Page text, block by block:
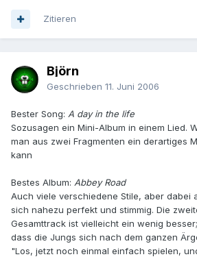
Zitieren
Björn
Geschrieben 11. Juni 2006
Bester Song: A day in the life
Sozusagen ein Mini-Album in einem Lied.
man aus zwei Fragmenten ein derartiges
kann
Bestes Album: Abbey Road
Auch viele verschiedene Stile, aber dabei
sich nahezu perfekt und stimmig. Die
Gesamttrack ist vielleicht ein wenig
dass die Jungs sich nach dem ganzen
"Los, jetzt noch einmal einfach spielen,